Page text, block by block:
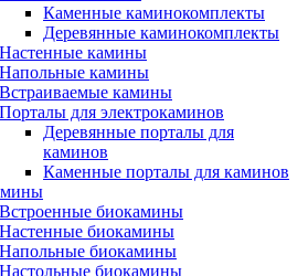
Каменные каминокомплекты
Деревянные каминокомплекты
Настенные камины
Напольные камины
Встраиваемые камины
Порталы для электрокаминов
Деревянные порталы для
каминов
Каменные порталы для каминов
Встроенные биокамины
Настенные биокамины
Напольные биокамины
Настольные биокамины